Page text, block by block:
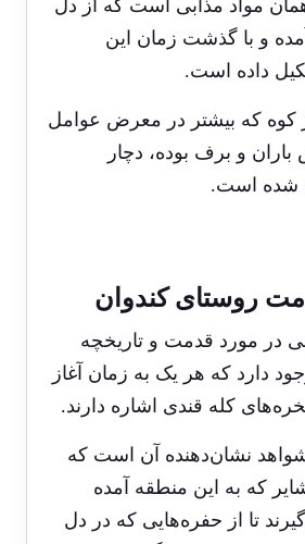
مواد مذابی است که از دل
و با گذشت زمان این
داده است.
کوه که بیشتر در معرض عوامل
باران و برف بوده، دچار
شده است.
روستای کندوان
در مورد قدمت و تاریخچه
دارد که هر یک به زمان آغاز
کله قندی اشاره دارند.
نشان‌دهنده آن است که
که به این منطقه آمده
تا از حفره‌هایی که در دل